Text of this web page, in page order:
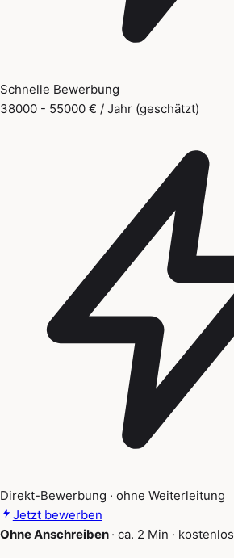
Schnelle Bewerbung
38000 - 55000 € / Jahr (geschätzt)
Direkt-Bewerbung · ohne Weiterleitung
Jetzt bewerben
Ohne Anschreiben · ca. 2 Min · kostenlos